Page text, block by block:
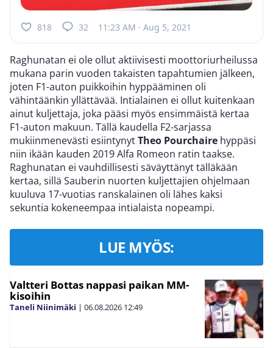
818 32 11:23 AM · Aug 5, 2021
Raghunatan ei ole ollut aktiivisesti moottoriurheilussa
mukana parin vuoden takaisten tapahtumien jälkeen,
joten F1-auton puikkoihin hyppääminen oli
vähintäänkin yllättävää. Intialainen ei ollut kuitenkaan
ainut kuljettaja, joka pääsi myös ensimmäistä kertaa
F1-auton makuun. Tällä kaudella F2-sarjassa
mukiinmenevästi esiintynytTheo Pourchaire hyppäsi
niin ikään kauden 2019 Alfa Romeon ratin taakse.
Raghunatan ei vauhdillisesti säväyttänyt tälläkään
kertaa, sillä Sauberin nuorten kuljettajien ohjelmaan
kuuluva 17-vuotias ranskalainen oli lähes kaksi
sekuntia kokeneempaa intialaista nopeampi.
LUE MYÖS:
Valtteri Bottas nappasi paikan MM-
kisoihin
Taneli Niinimäki | 06.08.2026 12:49